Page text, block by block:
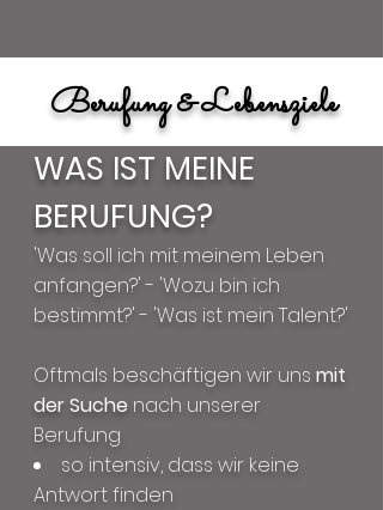
Berufung & Lebensziele
WAS IST MEINE
BERUFUNG?
'Was soll ich mit meinem Leben
anfangen?' - 'Wozu bin ich
bestimmt?' - 'Was ist mein Talent?'
Oftmals beschäftigen wir uns mit
der Suche nach unserer
Berufung
so intensiv, dass wir keine
Antwort finden